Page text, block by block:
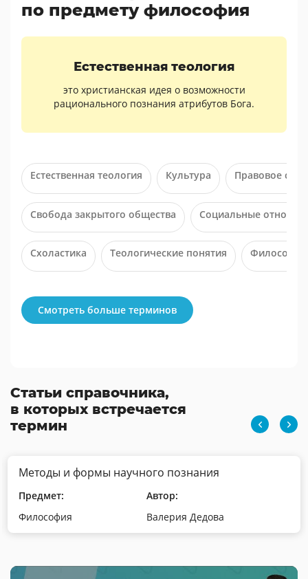
по предмету философия
Естественная теология
это христианская идея о возможности
рационального познания атрибутов Бога.
Естественная теология Культура Правовое
Свобода закрытого общества Социальные
Схоластика Теологические понятия Философия
Смотреть больше терминов
Статьи справочника,
в которых встречается
термин
Методы и формы научного познания
Предмет:
Философия
Автор:
Валерия Дедова